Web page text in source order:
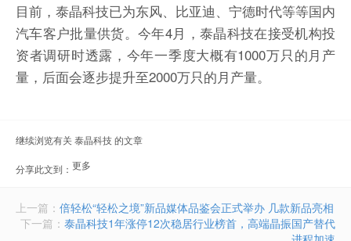
目前，泰晶科技已为东风、比亚迪、宁德时代等等国内
汽车客户批量供货。今年4月，泰晶科技在接受机构投
资者调研时透露，今年一季度大概有1000万只的月产
量，后面会逐步提升至2000万只的月产量。
继续浏览有关 泰晶科技 的文章
分享此文到： 更多
Math.ceil(new Date()/3600000)
上一篇： 倍轻松“轻松之境”新品媒体品鉴会正式举办 几款新品亮相
下一篇： 泰晶科技1年涨停12次稳居行业榜首，高端晶振国产替代